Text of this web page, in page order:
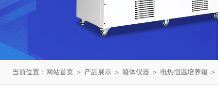
当前位置： 网站首页 ＞ 产品展示 ＞ 箱体仪器 ＞ 电热恒温培养箱